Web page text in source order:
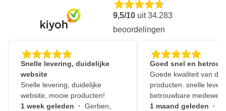
9,5/10 uit34.283
beoordelingen
Snelle levering, duidelijke
website
Snelle levering, duidelijke
website, mooie producten!
1 week geleden · Gerben,
Goed snel en
Goede kwaliteit van de
producten. snelle
betrouwbare
1 maand geleden ·